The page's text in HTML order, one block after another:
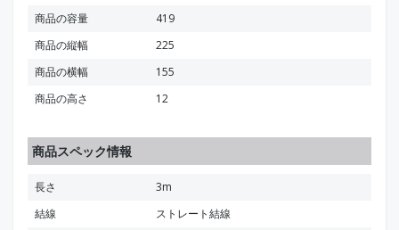
商品の容量
419
商品の縦幅
225
商品の横幅
155
商品の高さ
12
商品スペック情報
長さ
3m
結線
ストレート結線